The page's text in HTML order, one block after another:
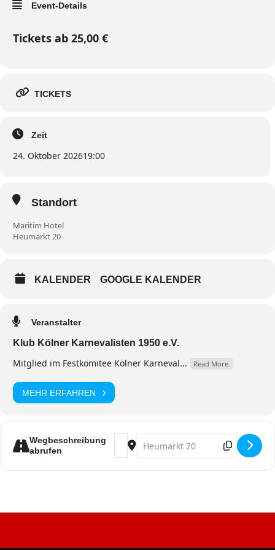
Event-Details
Tickets ab 25,00 €
TICKETS
Zeit
24. Oktober 202619:00
Standort
Maritim Hotel
Heumarkt 20
KALENDER GOOGLE KALENDER
Veranstalter
Klub Kölner Karnevalisten 1950 e.V.
Mitglied im Festkomitee Kölner Karneval... Read More.
MEHR ERFAHREN
Wegbeschreibung
abrufen
Address - Präsentationsabend 2026
Destination Address -